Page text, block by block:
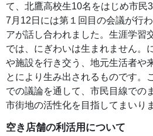
て、北鷹高校生10名をはじめ市民
7月12日には第１回目の会議が行
アが話し合われました。生涯学習
では、にぎわいは生まれません。
や施設を行き交う、地元生活者や
とにより生み出されるものです。
での議論を通して、市民目線での
市街地の活性化を目指してまいり
空き店舗の利活用について